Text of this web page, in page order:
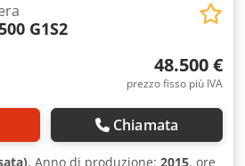
G1S2
48.500 €
prezzo fisso più IVA
Chiamata
, Anno di produzione: 2015, ore